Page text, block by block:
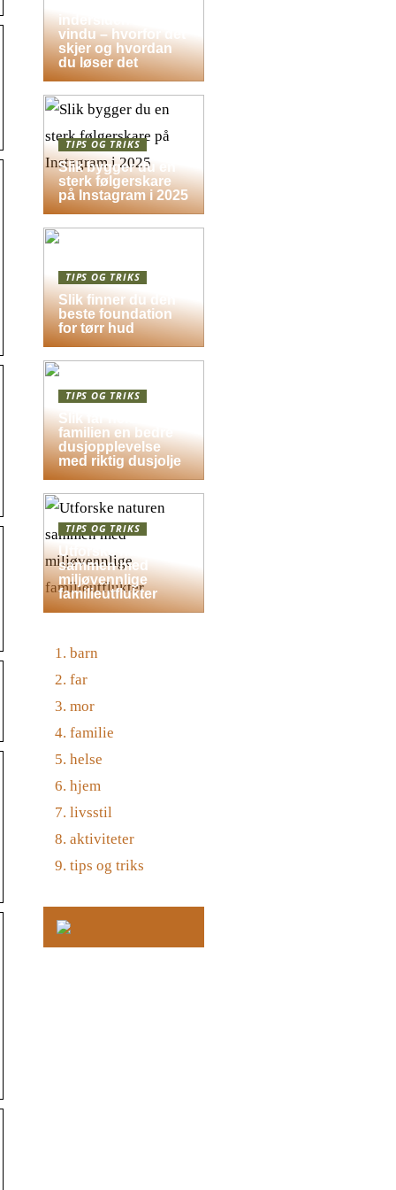
indersiden av
vindu – hvorfor det
skjer og hvordan
du løser det
TIPS OG TRIKS
Slik bygger du en
sterk følgerskare
på Instagram i 2025
TIPS OG TRIKS
Slik finner du den
beste foundation
for tørr hud
TIPS OG TRIKS
Slik får hele
familien en bedre
dusjopplevelse
med riktig dusjolje
TIPS OG TRIKS
Utforske naturen
sammen med
miljøvennlige
familieutflukter
barn
far
mor
familie
helse
hjem
livsstil
aktiviteter
tips og triks